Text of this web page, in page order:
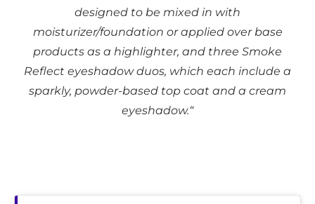
designed to be mixed in with
moisturizer/foundation or applied over base
products as a highlighter, and three Smoke
Reflect eyeshadow duos, which each include a
sparkly, powder-based top coat and a cream
eyeshadow.“